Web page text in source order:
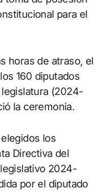
para el
horas de atraso, el
160 diputados
(2024-
la ceremonia.
los
Directiva del
2024-
por el diputado